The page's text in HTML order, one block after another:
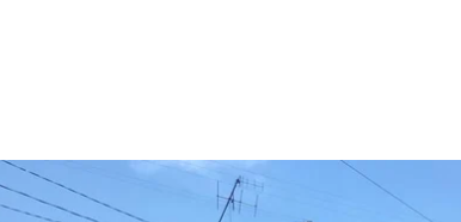
неизвестный захватил в заложники сотрудницу